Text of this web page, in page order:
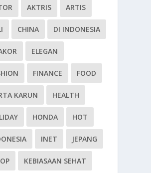
AKTRIS ARTIS
CHINA DI INDONESIA
ELEGAN
FINANCE FOOD
KARUN HEALTH
HONDA HOT
INET JEPANG
KEBIASAAN SEHAT